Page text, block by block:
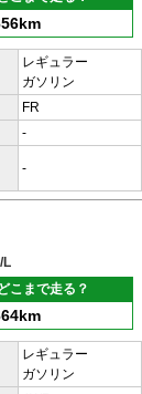
レギュラー
ガソリン
FR
-
-
L
こまで走る？
レギュラー
ガソリン